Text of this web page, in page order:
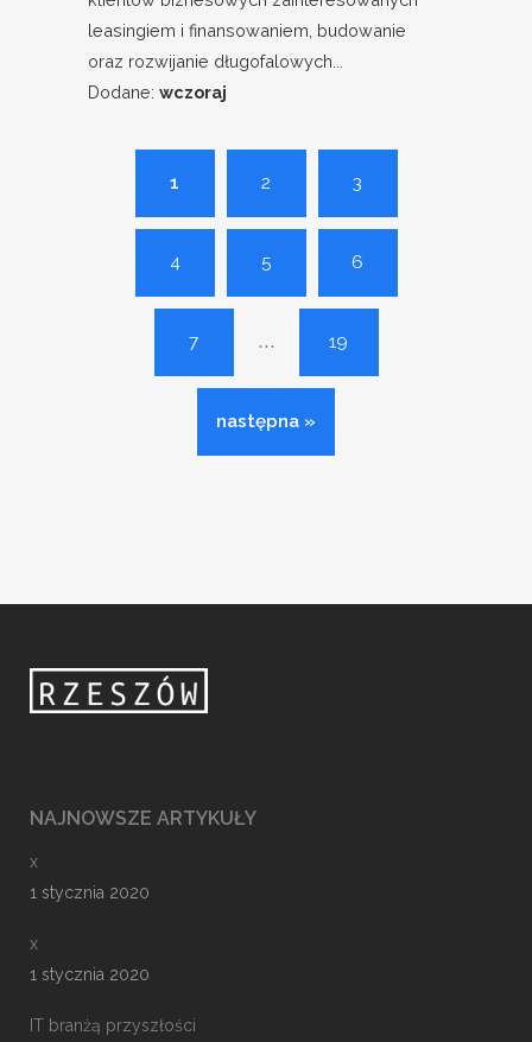
leasingiem i finansowaniem, budowanie
oraz rozwijanie długofalowych...
Dodane: wczoraj
1 2 3
4 5 6
7 ... 19
następna »
NAJNOWSZE ARTYKUŁY
x
1 stycznia 2020
x
1 stycznia 2020
IT branżą przyszłości